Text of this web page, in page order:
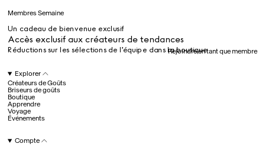
Membres Semaine
Accès exclusif aux créateurs de tendances
Réductions sur les sélections de l’équipe dans la boutique
Un cadeau de bienvenue exclusif
Rejoindre en tant que membre
Explorer
Créateurs de Goûts
Briseurs de goûts
Boutique
Apprendre
Voyage
Événements
Compte